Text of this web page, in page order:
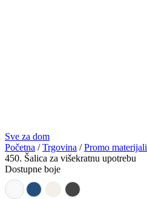
Sve za dom
Početna /Trgovina /Promo materijali
450. Šalica za višekratnu upotrebu
Dostupne boje